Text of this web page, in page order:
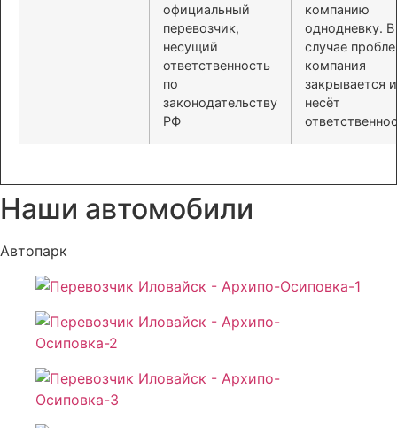
официальный
перевозчик,
несущий
ответственность
по
законодательству
РФ
компанию
однодневку. В
случае
компания
закрывается
несёт
Наши автомобили
Автопарк